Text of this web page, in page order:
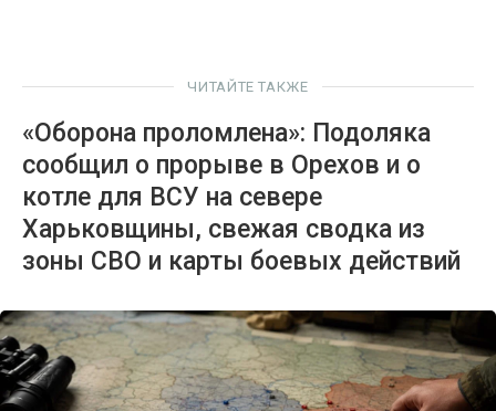
ЧИТАЙТЕ ТАКЖЕ
«Оборона проломлена»: Подоляка
сообщил о прорыве в Орехов и о
котле для ВСУ на севере
Харьковщины, свежая сводка из
зоны СВО и карты боевых действий